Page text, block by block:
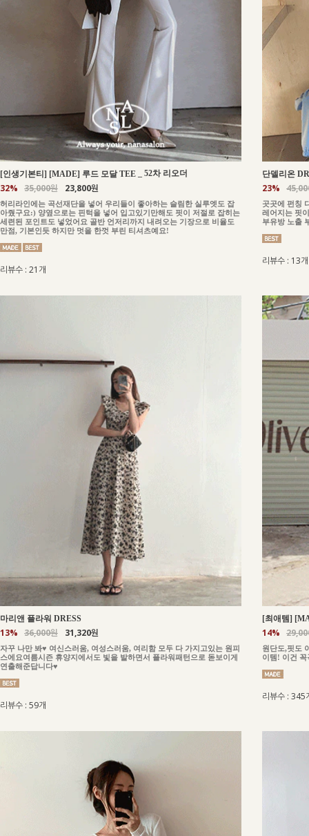
[인생기본티] [MADE] 루드 모달 TEE 52차 리오더
32% 35,000원 23,800원
허리라인에는 곡선재단을 넣어 우리들이 좋아하는 슬림한 실루엣도 잡
아줬구요:) 양옆으로는 핀턱을 넣어 입고있기만해도 핏이 저절로 잡히는
세련된 포인트도 넣었어요 골반 언저리까지 내려오는 기장으로 비율도
만점, 기본인듯 하지만 멋을 한껏 부린 티셔츠예요!
리뷰수 : 21개
단델리온
23%
곳곳에 펀칭
레어지는 핏
부유방 노출
리뷰수 : 13개
마리앤 플라워 DRESS
13% 36,000원 31,320원
자꾸 나만 봐♥ 여신스러움, 여성스러움, 여리함 모두 다 가지고있는 원피
스에요여름시즌 휴양지에서도 빛을 발하면서 플라워패턴으로 돋보이게
연출해준답니다♥
리뷰수 : 59개
[최애템]
14%
원단도,핏도
이템! 이건
리뷰수 : 345